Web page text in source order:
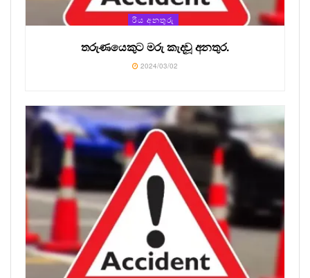
රිය අනතුරු
තරුණයෙකුට මරු කැදවූ අනතුර.
2024/03/02